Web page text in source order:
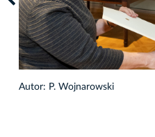
Autor: P. Wojnarowski